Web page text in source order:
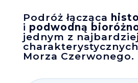
Podróż łącząca
i podwodną
jednym z najbardziej
Morza Czerwonego.